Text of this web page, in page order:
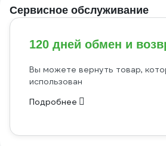
Сервисное обслуживание
120 дней обмен и
Вы можете вернуть товар,
использован
Подробнее